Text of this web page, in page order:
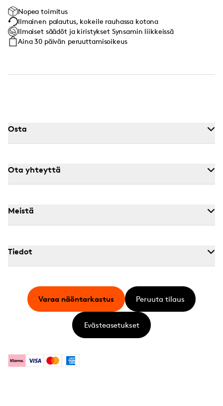
Nopea toimitus
Ilmainen palautus, kokeile rauhassa kotona
Ilmaiset säädöt ja kiristykset Synsamin liikkeissä
Aina 30 päivän peruuttamisoikeus
Osta
Ota yhteyttä
Meistä
Tiedot
KlarnaVisa MastercardAmerican Express
Varaa näöntarkastus Peruuta tilaus
Evästeasetukset